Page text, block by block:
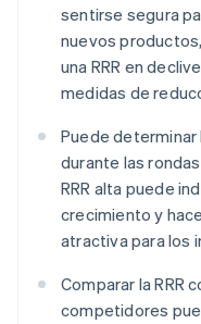
sentirse segura
nuevos
una RRR en
medidas de
Puede determinar
durante las
RRR alta puede
crecimiento y
atractiva para los
Comparar la RRR
competidores